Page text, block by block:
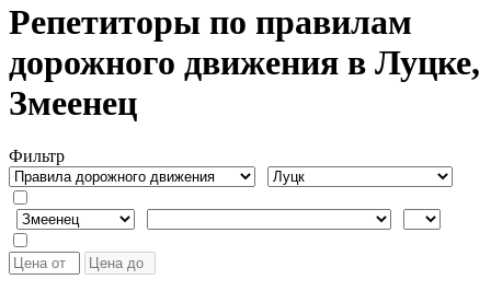
Репетиторы по правилам
дорожного движения в Луцке,
Змеенец
Фильтр